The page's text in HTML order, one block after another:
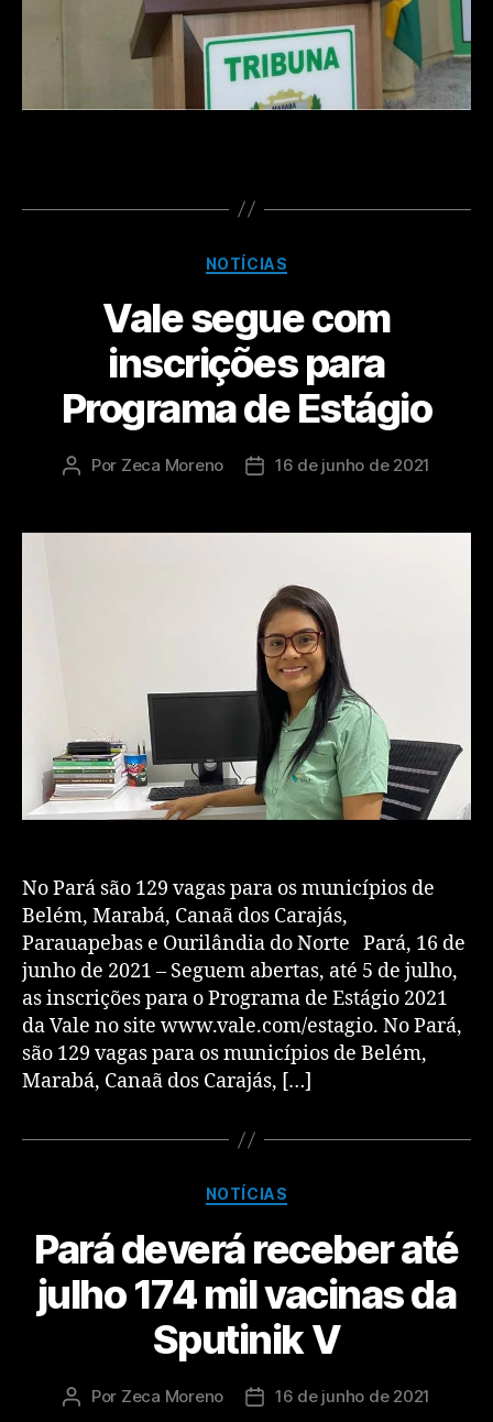
NOTÍCIAS
Vale segue com
inscrições para
Programa de Estágio
Por Zeca Moreno 16 de junho de 2021
No Pará são 129 vagas para os municípios de
Belém, Marabá, Canaã dos Carajás,
Parauapebas e Ourilândia do Norte Pará, 16 de
junho de 2021 – Seguem abertas, até 5 de julho,
as inscrições para o Programa de Estágio 2021
da Vale no site www.vale.com/estagio. No Pará,
são 129 vagas para os municípios de Belém,
Marabá, Canaã dos Carajás, […]
NOTÍCIAS
Pará deverá receber até
julho 174 mil vacinas da
Sputinik V
Por Zeca Moreno 16 de junho de 2021